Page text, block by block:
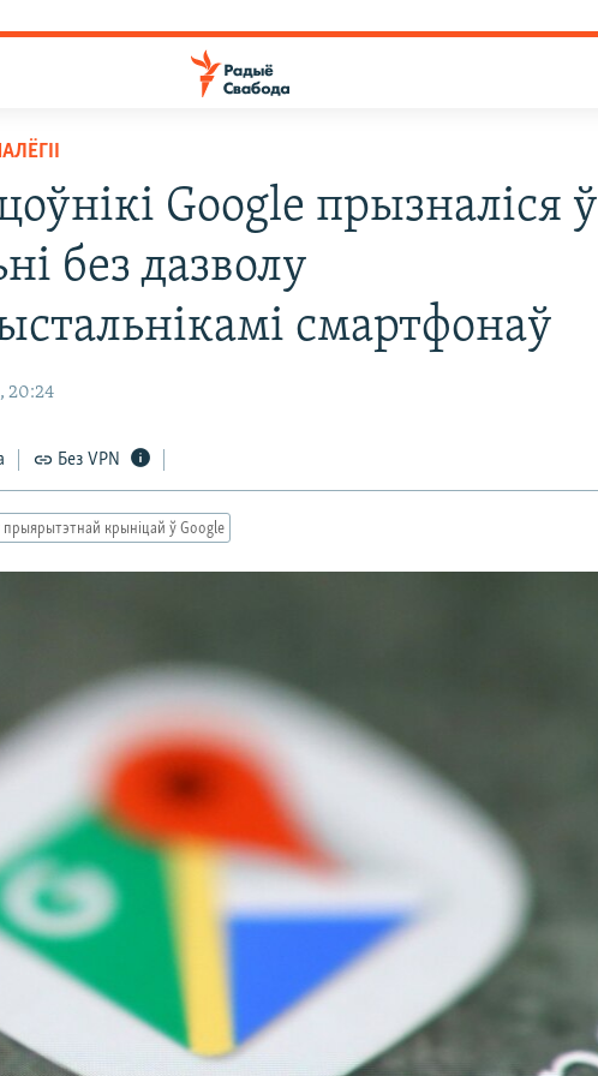
Google прызналіся ў
без дазволу
смартфонаў
20:24
Без VPN
прыярытэтнай крыніцай ў Google